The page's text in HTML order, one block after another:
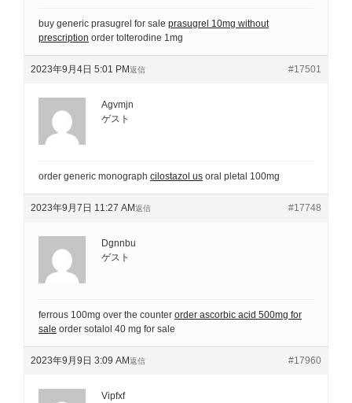
buy generic prasugrel for sale prasugrel 10mg without
prescription order tolterodine 1mg
2023年9月4日 5:01 PM #17501
返信
Agvmjn
ゲスト
order generic monograph cilostazol us oral pletal 100mg
2023年9月7日 11:27 AM #17748
返信
Dgnnbu
ゲスト
ferrous 100mg over the counter order ascorbic acid 500mg for
sale order sotalol 40 mg for sale
2023年9月9日 3:09 AM #17960
返信
Vipfxf